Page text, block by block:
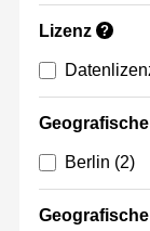
Lizenz ?
Berlin (2)